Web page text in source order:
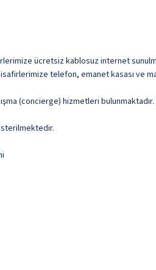
ücretsiz kablosuz internet
telefon, emanet kasası ve
(concierge) hizmetleri